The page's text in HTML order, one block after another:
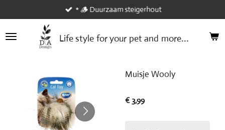
direct
naar
de
Life style for your pet and more...
* 🪵 Duurzaam steigerhout
Muisje Wooly
€ 3,99